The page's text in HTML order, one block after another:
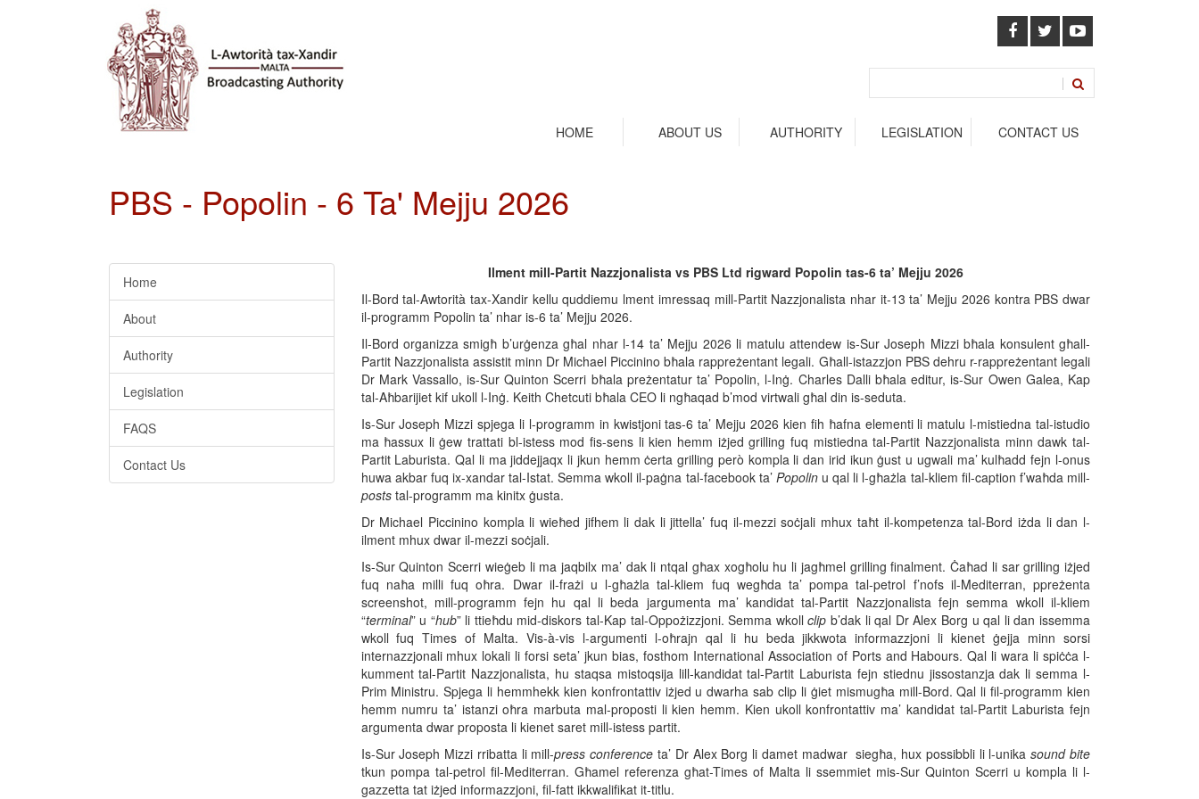
HOME ABOUT US AUTHORITY LEGISLATION CONTACT US
PBS - Popolin - 6 Ta' Mejju 2026
Home
About
Authority
Legislation
FAQS
Contact Us
Ilment mill-Partit Nazzjonalista vs PBS Ltd rigward Popolin tas-6 ta’ Mejju 2026
Il-Bord tal-Awtorità tax-Xandir kellu quddiemu lment imressaq mill-Partit Nazzjonalista nhar it-13 ta’ Mejju 2026 kontra PBS dwar
il-programm Popolin ta’ nhar is-6 ta’ Mejju 2026.
Il-Bord organizza smigħ b’urġenza għal nhar l-14 ta’ Mejju 2026 li matulu attendew is-Sur Joseph Mizzi bħala konsulent għall-
Partit Nazzjonalista assistit minn Dr Michael Piccinino bħala rappreżentant legali. Għall-istazzjon PBS dehru r-rappreżentant legali
Dr Mark Vassallo, is-Sur Quinton Scerri bħala preżentatur ta’ Popolin, l-Inġ. Charles Dalli bħala editur, is-Sur Owen Galea, Kap
tal-Aħbarijiet kif ukoll l-Inġ. Keith Chetcuti bħala CEO li ngħaqad b’mod virtwali għal din is-seduta.
Is-Sur Joseph Mizzi spjega li l-programm in kwistjoni tas-6 ta’ Mejju 2026 kien fih ħafna elementi li matulu l-mistiedna tal-istudio
ma ħassux li ġew trattati bl-istess mod fis-sens li kien hemm iżjed grilling fuq mistiedna tal-Partit Nazzjonalista minn dawk tal-
Partit Laburista. Qal li ma jiddejjaqx li jkun hemm ċerta grilling però kompla li dan irid ikun ġust u ugwali ma’ kulħadd fejn l-onus
huwa akbar fuq ix-xandar tal-Istat. Semma wkoll il-paġna tal-facebook ta’ Popolinu qal li l-għażla tal-kliem fil-caption f’waħda mill-
poststal-programm ma kinitx ġusta.
Dr Michael Piccinino kompla li wieħed jifhem li dak li jittella’ fuq il-mezzi soċjali mhux taħt il-kompetenza tal-Bord iżda li dan l-
ilment mhux dwar il-mezzi soċjali.
Is-Sur Quinton Scerri wieġeb li ma jaqbilx ma’ dak li ntqal għax xogħolu hu li jagħmel grilling finalment. Ċaħad li sar grilling iżjed
fuq naħa milli fuq oħra. Dwar il-frażi u l-għażla tal-kliem fuq wegħda ta’ pompa tal-petrol f’nofs il-Mediterran, ppreżenta
screenshot, mill-programm fejn hu qal li beda jargumenta ma’ kandidat tal-Partit Nazzjonalista fejn semma wkoll il-kliem
“terminal” u “hub” li ttieħdu mid-diskors tal-Kap tal-Oppożizzjoni. Semma wkollclip b’dak li qal Dr Alex Borg u qal li dan issemma
wkoll fuq Times of Malta. Vis-à-vis l-argumenti l-oħrajn qal li hu beda jikkwota informazzjoni li kienet ġejja minn sorsi
internazzjonali mhux lokali li forsi seta’ jkun bias, fosthom International Association of Ports and Habours. Qal li wara li spiċċa l-
kumment tal-Partit Nazzjonalista, hu staqsa mistoqsija lill-kandidat tal-Partit Laburista fejn stiednu jissostanzja dak li semma l-
Prim Ministru. Spjega li hemmhekk kien konfrontattiv iżjed u dwarha sab clip li ġiet mismugħa mill-Bord. Qal li fil-programm kien
hemm numru ta’ istanzi oħra marbuta mal-proposti li kien hemm. Kien ukoll konfrontattiv ma’ kandidat tal-Partit Laburista fejn
argumenta dwar proposta li kienet saret mill-istess partit.
Is-Sur Joseph Mizzi rribatta li mill-press conference ta’ Dr Alex Borg li damet madwar siegħa, hux possibbli li l-unikasound bite
tkun pompa tal-petrol fil-Mediterran. Għamel referenza għat-Times of Malta li ssemmiet mis-Sur Quinton Scerri u kompla li l-
gazzetta tat iżjed informazzjoni, fil-fatt ikkwalifikat it-titlu.